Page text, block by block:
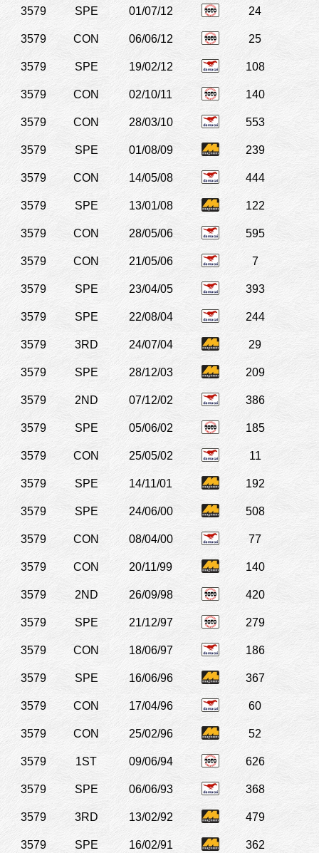
3579 SPE 01/07/12 24
3579 CON 06/06/12 25
3579 SPE 19/02/12 108
3579 CON 02/10/11 140
3579 CON 28/03/10 553
3579 SPE 01/08/09 239
3579 CON 14/05/08 444
3579 SPE 13/01/08 122
3579 CON 28/05/06 595
3579 CON 21/05/06 7
3579 SPE 23/04/05 393
3579 SPE 22/08/04 244
3579 3RD 24/07/04 29
3579 SPE 28/12/03 209
3579 2ND 07/12/02 386
3579 SPE 05/06/02 185
3579 CON 25/05/02 11
3579 SPE 14/11/01 192
3579 SPE 24/06/00 508
3579 CON 08/04/00 77
3579 CON 20/11/99 140
3579 2ND 26/09/98 420
3579 SPE 21/12/97 279
3579 CON 18/06/97 186
3579 SPE 16/06/96 367
3579 CON 17/04/96 60
3579 CON 25/02/96 52
3579 1ST 09/06/94 626
3579 SPE 06/06/93 368
3579 3RD 13/02/92 479
3579 SPE 16/02/91 362